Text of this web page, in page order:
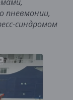
пневмонии,
синдромом